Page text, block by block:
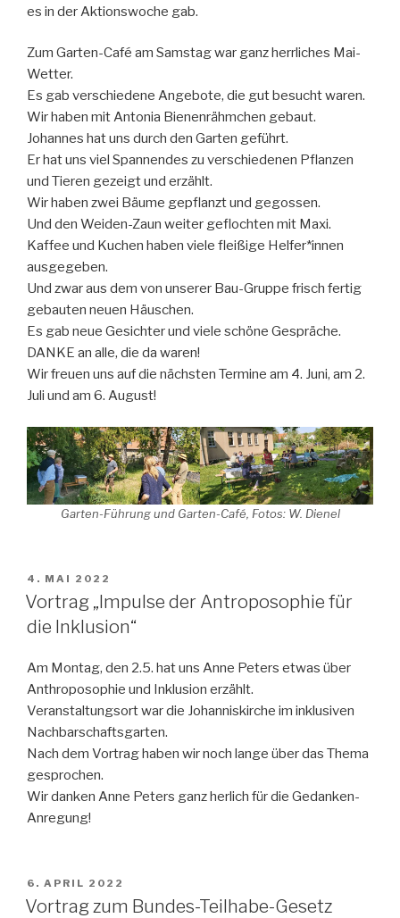
es in der Aktionswoche gab.
Zum Garten-Café am Samstag war ganz herrliches Mai-
Wetter.
Es gab verschiedene Angebote, die gut besucht waren.
Wir haben mit Antonia Bienenrähmchen gebaut.
Johannes hat uns durch den Garten geführt.
Er hat uns viel Spannendes zu verschiedenen Pflanzen
und Tieren gezeigt und erzählt.
Wir haben zwei Bäume gepflanzt und gegossen.
Und den Weiden-Zaun weiter geflochten mit Maxi.
Kaffee und Kuchen haben viele fleißige Helfer*innen
ausgegeben.
Und zwar aus dem von unserer Bau-Gruppe frisch fertig
gebauten neuen Häuschen.
Es gab neue Gesichter und viele schöne Gespräche.
DANKE an alle, die da waren!
Wir freuen uns auf die nächsten Termine am 4. Juni, am 2.
Juli und am 6. August!
Garten-Führung und Garten-Café, Fotos: W. Dienel
VERÖFFENTLICHT
AM
4. MAI 2022
Vortrag „Impulse der Antroposophie für
die Inklusion“
Am Montag, den 2.5. hat uns Anne Peters etwas über
Anthroposophie und Inklusion erzählt.
Veranstaltungsort war die Johanniskirche im inklusiven
Nachbarschaftsgarten.
Nach dem Vortrag haben wir noch lange über das Thema
gesprochen.
Wir danken Anne Peters ganz herlich für die Gedanken-
Anregung!
VERÖFFENTLICHT
AM
6. APRIL 2022
Vortrag zum Bundes-Teilhabe-Gesetz